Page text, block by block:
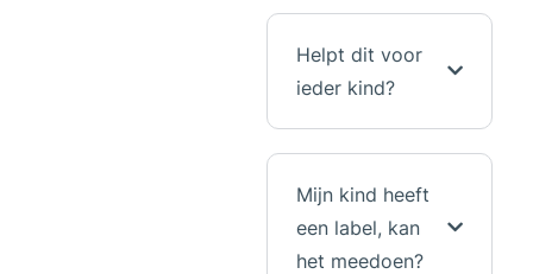
Helpt dit voor
ieder kind?
Mijn kind heeft
een label, kan
het meedoen?